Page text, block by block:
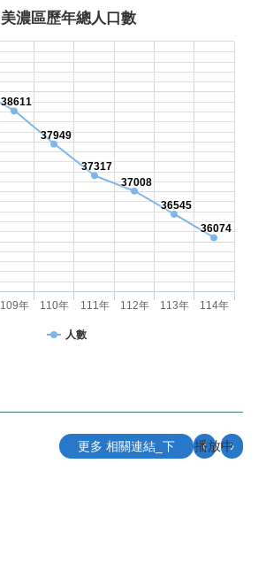
美濃區歷年總人口數
38611
37949
37317
37008
36545
36074
人數
109年 110年 111年 112年 113年 114年
播放中
更多 相關連結_下 ‹
›